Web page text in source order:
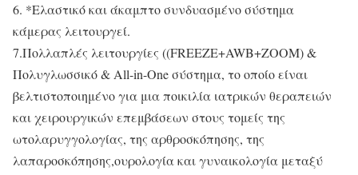
6. *Ελαστικό και άκαμπτο συνδυασμένο σύστημα
κάμερας λειτουργεί.
7.Πολλαπλές λειτουργίες ((FREEZE+AWB+ZOOM) &
Πολυγλωσσικό & All-in-One σύστημα, το οποίο είναι
βελτιστοποιημένο για μια ποικιλία ιατρικών θεραπειών
και χειρουργικών επεμβάσεων στους τομείς της
ωτολαρυγγολογίας, της αρθροσκόπησης, της
λαπαροσκόπησης,ουρολογία και γυναικολογία μεταξύ